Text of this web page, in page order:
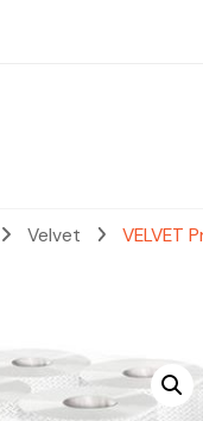
Velvet VELVET